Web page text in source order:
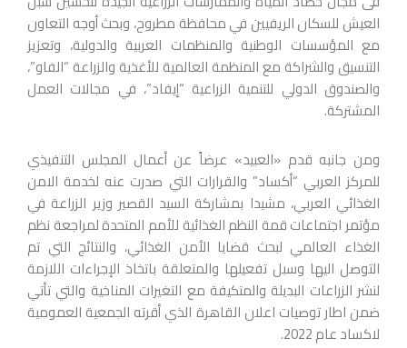
العيش للسكان الريفيين في محافظة مطروح، وبحث أوجه التعاون
مع المؤسسات الوطنية والمنظمات العربية والدولية، وتعزيز
التنسيق والشراكة مع المنظمة العالمية للأغذية والزراعة “الفاو”،
والصندوق الدولي للتنمية الزراعية “إيفاد”، في مجالات العمل
المشتركة.
ومن جانبه قدم «العبيد» عرضاً عن أعمال المجلس التنفيذي
للمركز العربي “أكساد” والقرارات التي صدرت عنه لخدمة الامن
الغذائي العربي، مشيدا بمشاركة السيد القصير وزير الزراعة في
مؤتمر اجتماعات قمة النظم الغذائية للأمم المتحدة لمراجعة نظم
الغذاء العالمي لبحث قضايا الأمن الغذائي، والنتائج التي تم
التوصل اليها وسبل تفعيلها والمتعلقة باتخاذ الإجراءات اللازمة
لنشر الزراعات البديلة والمتكيفة مع التغيرات المناخية والتي تأتي
ضمن اطار توصيات اعلان القاهرة الذي أقرته الجمعية العمومية
لاكساد عام 2022.